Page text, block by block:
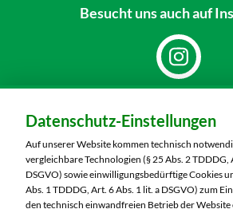
Besucht unsauch auf
MARKTKAUF
Nieskyer Straße
02828 Görlitz
Telefon:03581
Datenschutz-Einstellungen
Auf unserer Website kommen technisch
vergleichbare Technologien (§ 25 Abs. 2 TDDDG,
DSGVO) sowie einwilligungsbedürftige Cookies
Abs. 1 TDDDG, Art. 6 Abs. 1 lit. a DSGVO) zum
den technisch einwandfreien Betrieb der